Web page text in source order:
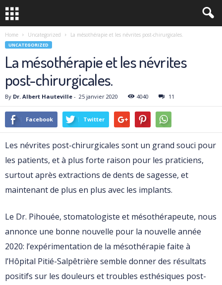
Home Uncategorized La mésothérapie et les névrites post-chirurgicales.
UNCATEGORIZED
La mésothérapie et les névrites
post-chirurgicales.
By Dr. Albert Hauteville - 25 janvier 2020 4040 11
Facebook Twitter
Les névrites post-chirurgicales sont un grand souci pour
les patients, et à plus forte raison pour les praticiens,
surtout après extractions de dents de sagesse, et
maintenant de plus en plus avec les implants.
Le Dr. Pihouée, stomatologiste et mésothérapeute, nous
annonce une bonne nouvelle pour la nouvelle année
2020: l’expérimentation de la mésothérapie faite à
l’Hôpital Pitié-Salpêtrière semble donner des résultats
positifs sur les douleurs et troubles esthésiques post-